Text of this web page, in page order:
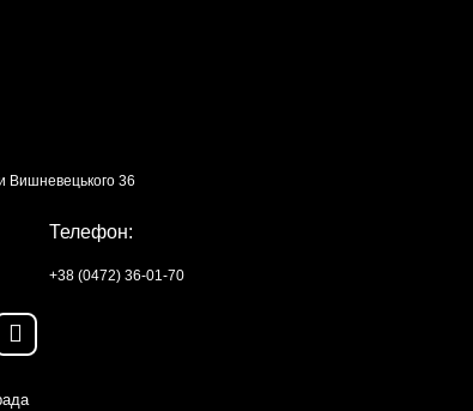
Вишневецького 36
Телефон:
+38 (0472) 36-01-70